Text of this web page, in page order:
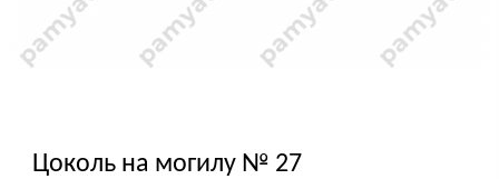
Цоколь на могилу № 27